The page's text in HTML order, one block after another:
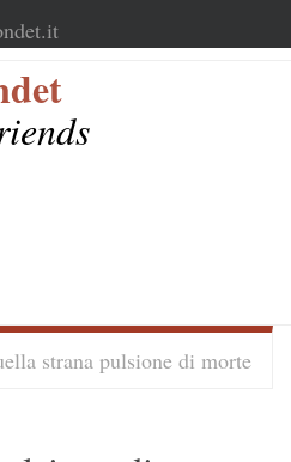
strana pulsione di morte